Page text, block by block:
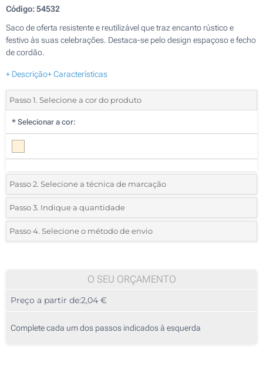
Código:54532
Saco de oferta resistente e reutilizável que traz encanto rústico e
festivo às suas celebrações. Destaca-se pelo design espaçoso e fecho
de cordão.
+ Descrição+ Características
Passo 1. Selecione a cor do produto
* Selecionar a cor:
Passo 2. Selecione a técnica de marcação
*Selecione o tipo de marcação e as cores do logotipo:
Transferência digital a cores (Num lado)
Passo 3. Indique a quantidade
*Quantidade mínima:10
20
50
Passo 4. Selecione o método de envio
O SEU ORÇAMENTO
Preço a partir de:2,04 €
Complete cada um dos passos indicados à esquerda